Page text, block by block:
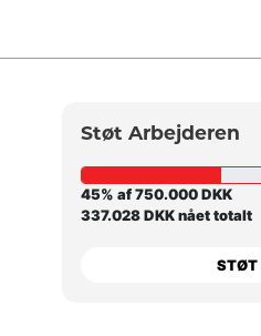
Støt Arbejderen
45% af 750.000 DKK
337.028 DKK nået totalt
STØT